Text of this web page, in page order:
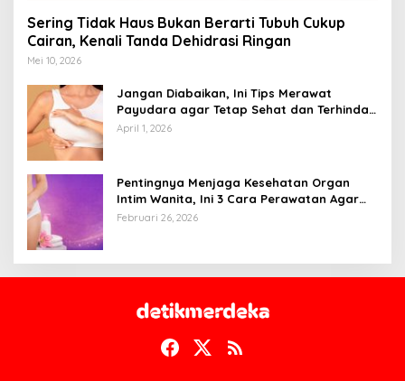
Sering Tidak Haus Bukan Berarti Tubuh Cukup
Cairan, Kenali Tanda Dehidrasi Ringan
Mei 10, 2026
Jangan Diabaikan, Ini Tips Merawat
Payudara agar Tetap Sehat dan Terhindar
dari Risiko Penyakit
April 1, 2026
Pentingnya Menjaga Kesehatan Organ
Intim Wanita, Ini 3 Cara Perawatan Agar
Tetap Bersih
Februari 26, 2026